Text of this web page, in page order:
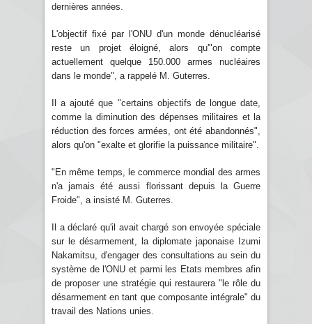
dernières années.
L'objectif fixé par l'ONU d'un monde dénucléarisé
reste un projet éloigné, alors qu'"on compte
actuellement quelque 150.000 armes nucléaires
dans le monde", a rappelé M. Guterres.
Il a ajouté que "certains objectifs de longue date,
comme la diminution des dépenses militaires et la
réduction des forces armées, ont été abandonnés",
alors qu'on "exalte et glorifie la puissance militaire".
"En même temps, le commerce mondial des armes
n'a jamais été aussi florissant depuis la Guerre
Froide", a insisté M. Guterres.
Il a déclaré qu'il avait chargé son envoyée spéciale
sur le désarmement, la diplomate japonaise Izumi
Nakamitsu, d'engager des consultations au sein du
système de l'ONU et parmi les Etats membres afin
de proposer une stratégie qui restaurera "le rôle du
désarmement en tant que composante intégrale" du
travail des Nations unies.